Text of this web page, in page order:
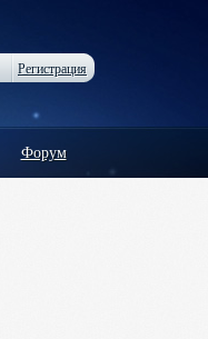
Регистрация
Форум